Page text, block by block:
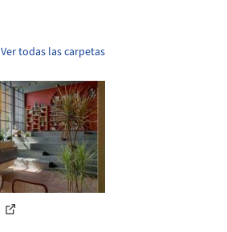
Ver todas las carpetas